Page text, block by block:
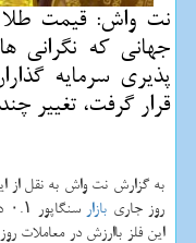
نت واش: قیمت طلا
جهانی كه نگرانی
پذیری سرمایه
قرار گرفت، تغییر
به گزارش نت واش به نقل از
روز جاری بازار